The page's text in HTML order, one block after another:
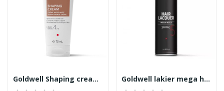
Goldwell Shaping cream 75ml Goldwell lakier mega hold czarny 600ml